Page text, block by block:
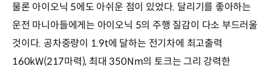
물론 아이오닉 5에도 아쉬운 점이 있었다. 달리기를 좋아하는
운전 마니아들에게는 아이오닉 5의 주행 질감이 다소 부드러울
것이다. 공차중량이 1.9t에 달하는 전기차에 최고출력
160kW(217마력), 최대 350Nm의 토크는 그리 강력한